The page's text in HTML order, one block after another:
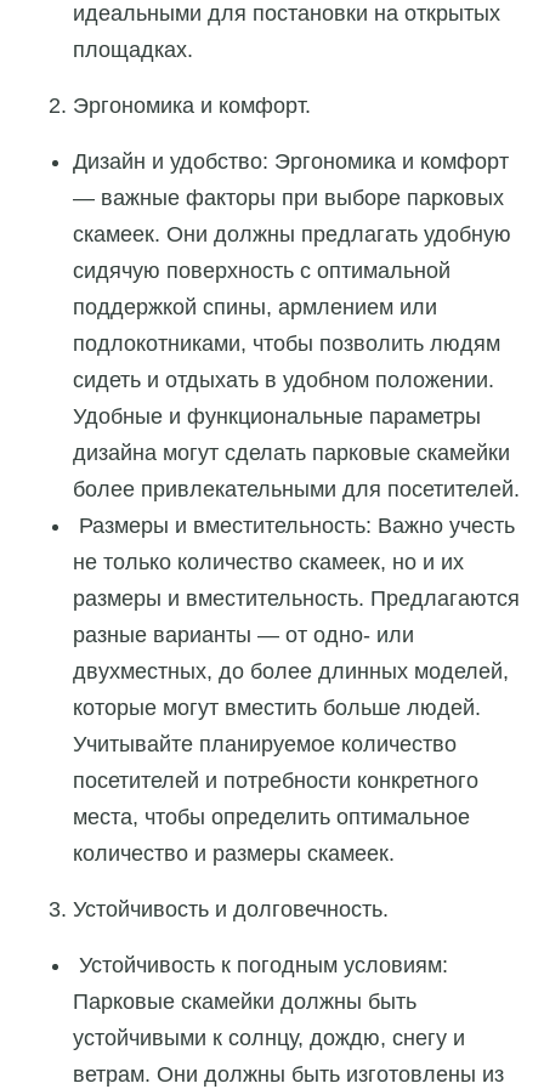
идеальными для постановки на открытых
площадках.
Эргономика и комфорт.
Дизайн и удобство: Эргономика и комфорт
— важные факторы при выборе парковых
скамеек. Они должны предлагать удобную
сидячую поверхность с оптимальной
поддержкой спины, армлением или
подлокотниками, чтобы позволить людям
сидеть и отдыхать в удобном положении.
Удобные и функциональные параметры
дизайна могут сделать парковые скамейки
более привлекательными для посетителей.
Размеры и вместительность: Важно учесть
не только количество скамеек, но и их
размеры и вместительность. Предлагаются
разные варианты — от одно- или
двухместных, до более длинных моделей,
которые могут вместить больше людей.
Учитывайте планируемое количество
посетителей и потребности конкретного
места, чтобы определить оптимальное
количество и размеры скамеек.
Устойчивость и долговечность.
Устойчивость к погодным условиям:
Парковые скамейки должны быть
устойчивыми к солнцу, дождю, снегу и
ветрам. Они должны быть изготовлены из